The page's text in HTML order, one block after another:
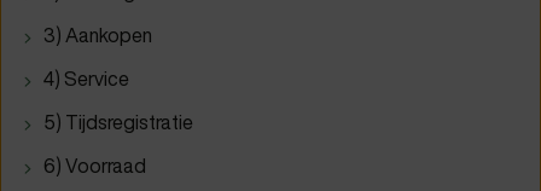
3) Aankopen
4) Service
5) Tijdsregistratie
6) Voorraad